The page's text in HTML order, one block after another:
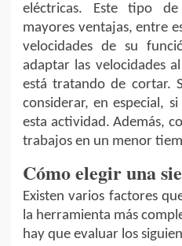
eléctricas. Este tipo
mayores ventajas, entre
velocidades de su
adaptar las velocidades
está tratando de cortar.
considerar, en especial,
esta actividad. Además,
trabajos en un menor
Cómo elegir una
Existen varios factores
la herramienta más
hay que evaluar los